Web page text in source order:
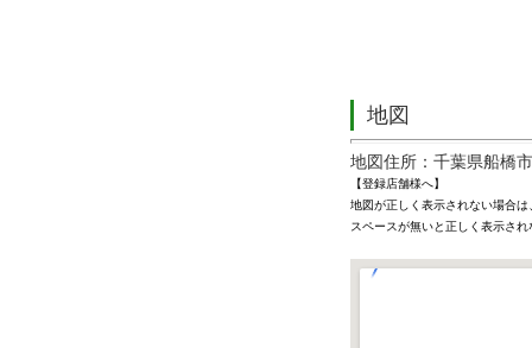
地図
地図住所：千葉県船橋
【登録店舗様へ】
地図が正しく表示されない場合
スペースが無いと正しく表示さ